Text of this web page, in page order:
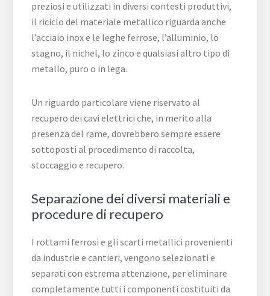
preziosi e utilizzati in diversi contesti produttivi,
il riciclo del materiale metallico riguarda anche
l’acciaio inox e le leghe ferrose, l’alluminio, lo
stagno, il nichel, lo zinco e qualsiasi altro tipo di
metallo, puro o in lega.
Un riguardo particolare viene riservato al
recupero dei cavi elettrici che, in merito alla
presenza del rame, dovrebbero sempre essere
sottoposti al procedimento di raccolta,
stoccaggio e recupero.
Separazione dei diversi materiali e
procedure di recupero
I rottami ferrosi e gli scarti metallici provenienti
da industrie e cantieri, vengono selezionati e
separati con estrema attenzione, per eliminare
completamente tutti i componenti costituiti da